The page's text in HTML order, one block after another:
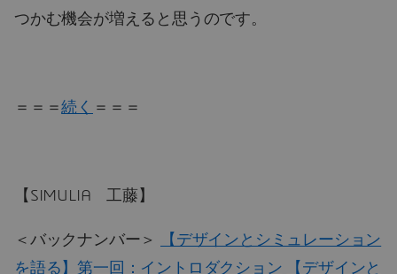
つかむ機会が増えると思うのです。
＝＝＝続く ＝＝＝
【SIMULIA 工藤】
＜バックナンバー＞
【デザインとシミュレーション
を語る】第一回：イントロダクション
【デザインと